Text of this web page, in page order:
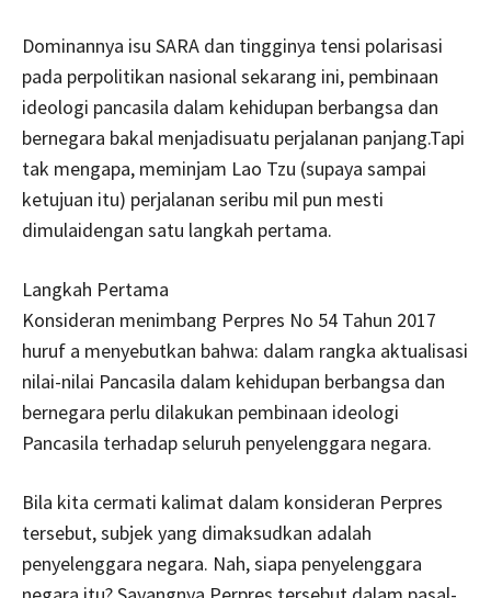
Dominannya isu SARA dan tingginya tensi polarisasi
pada perpolitikan nasional sekarang ini, pembinaan
ideologi pancasila dalam kehidupan berbangsa dan
bernegara bakal menjadisuatu perjalanan panjang.Tapi
tak mengapa, meminjam Lao Tzu (supaya sampai
ketujuan itu) perjalanan seribu mil pun mesti
dimulaidengan satu langkah pertama.
Langkah Pertama
Konsideran menimbang Perpres No 54 Tahun 2017
huruf a menyebutkan bahwa: dalam rangka aktualisasi
nilai-nilai Pancasila dalam kehidupan berbangsa dan
bernegara perlu dilakukan pembinaan ideologi
Pancasila terhadap seluruh penyelenggara negara.
Bila kita cermati kalimat dalam konsideran Perpres
tersebut, subjek yang dimaksudkan adalah
penyelenggara negara. Nah, siapa penyelenggara